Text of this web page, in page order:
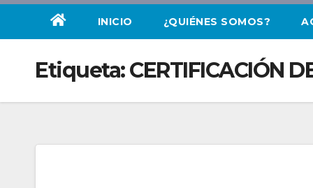
INICIO ¿QUIÉNES SOMOS?
Etiqueta:CERTIFICACIÓN